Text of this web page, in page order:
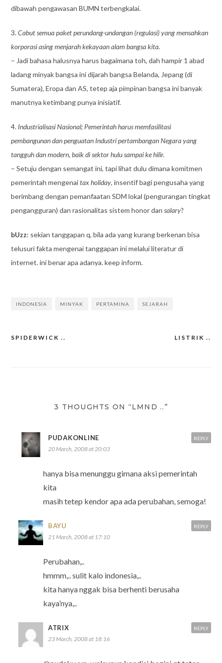
dibawah pengawasan BUMN terbengkalai.
3.Cabut semua paket perundang-undangan (regulasi) yang mensahkan
korporasi asing menjarah kekayaan alam bangsa kita.
– Jadi bahasa halusnya harus bagaimana toh, dah hampir 1 abad
ladang minyak bangsa ini dijarah bangsa Belanda, Jepang (di
Sumatera), Eropa dan AS, tetep aja pimpinan bangsa ini banyak
manutnya ketimbang punya inisiatif.
4. Industrialisasi Nasional; Pemerintah harus memfasilitasi
pembangunan dan penguatan Industri pertambangan Negara yang
tangguh dan modern, baik di sektor hulu sampai ke hilir.
– Setuju dengan semangat ini, tapi lihat dulu dimana komitmen
pemerintah mengenaitax holiday, insentif bagi pengusaha yang
berimbang dengan pemanfaatan SDM lokal (pengurangan tingkat
pengangguran) dan rasionalitas sistem honor dan salary?
bUzz: sekian tanggapan q, bila ada yang kurang berkenan bisa
telusuri fakta mengenai tanggapan ini melalui literatur di
internet. ini benar apa adanya. keep inform.
INDONESIA MINYAK PERTAMINA SEJARAH
Post
LISTRIK ..
SPIDERWICK ..
3 THOUGHTS ON “LMND ..”
PUDAKONLINE
20 March, 2008 at 20:03
hanya bisa menunggu gimana aksi pemerintah
kita
masih tetep kendor apa ada perubahan, semoga!
REPLY
BAYU
21 March, 2008 at 17:10
Perubahan,..
hmmm,.. sulit kalo indonesia,..
kita hanya nggak bisa berhenti berusaha
kaya’nya,..
REPLY
ATRIX
23 March, 2008 at 18:16
REPLY